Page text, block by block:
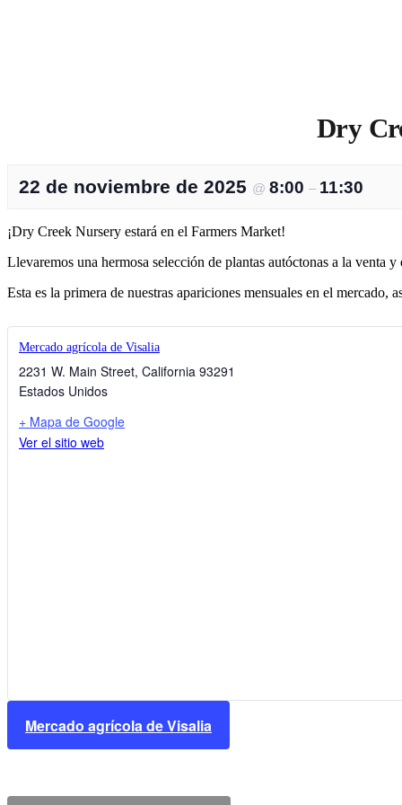
Dry
22 de noviembre de 2025 @ 8:00 – 11:30
¡Dry Creek Nursery estará en el Farmers Market!
Llevaremos una hermosa selección de plantas autóctonas a la venta
Esta es la primera de nuestras apariciones mensuales en el
Mercado agrícola de Visalia
2231 W. Main Street, California 93291
Estados Unidos
+ Mapa de Google
Ver el sitio web
Mercado agrícola de Visalia